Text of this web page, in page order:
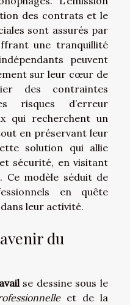
des contrats et le
sont assurés par
une tranquillité
peuvent
sur leur cœur de
des contraintes
risques d’erreur
qui recherchent un
en préservant leur
solution qui allie
sécurité, en visitant
. Ce modèle séduit de
en quête
leur activité.
du
se dessine sous le
et de la